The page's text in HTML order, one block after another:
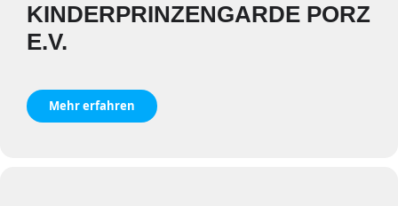
KINDERPRINZENGARDE PORZ
E.V.
Mehr erfahren